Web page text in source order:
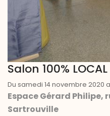
Salon 100%
Du samedi 14 novembre 2020
Espace Gérard Philipe,
Sartrouville